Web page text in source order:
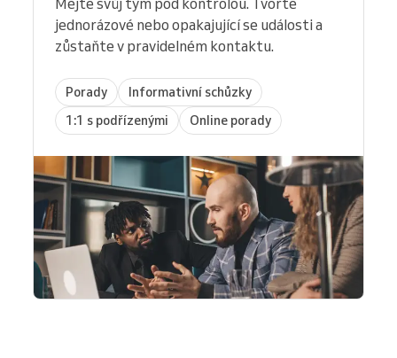
Mějte svůj tým pod kontrolou. Tvořte
jednorázové nebo opakajující se události a
zůstaňte v pravidelném kontaktu.
Porady
Informativní schůzky
1:1 s podřízenými
Online porady